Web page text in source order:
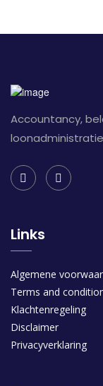
Accountancy,
Links
Algemene
Terms and
Klachtenregeling
Disclaimer
Privacyverklaring